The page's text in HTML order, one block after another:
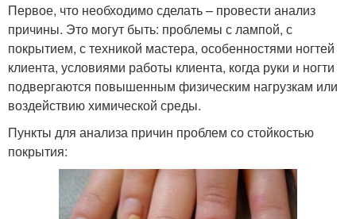
Первое, что необходимо сделать – провести анализ
причины. Это могут быть: проблемы с лампой, с
покрытием, с техникой мастера, особенностями ногтей
клиента, условиями работы клиента, когда руки и ногти
подвергаются повышенным физическим нагрузкам или
воздействию химической среды.
Пункты для анализа причин проблем со стойкостью
покрытия: